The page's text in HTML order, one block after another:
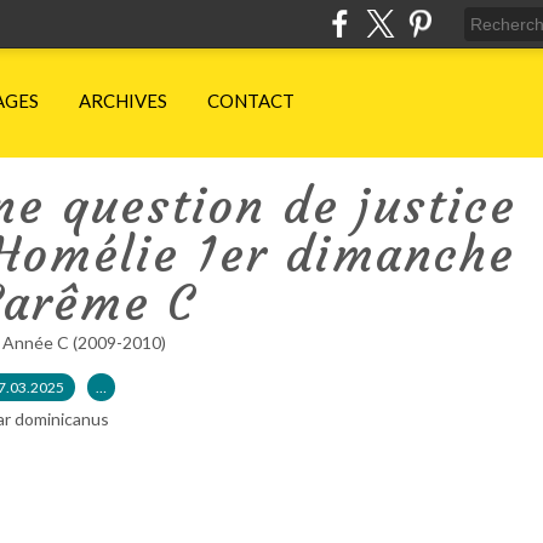
ARCHIVES CONTACT
question de justice
1er dimanche
C
C (2009-2010)
…
dominicanus